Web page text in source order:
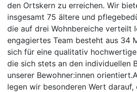
den Ortskern zu erreichen. Wir
insgesamt 75 ältere und
die auf drei Wohnbereiche verteilt
engagiertes Team besteht aus 34
sich für eine qualitativ
die sich stets an den individuellen
unserer Bewohner:innen
legen wir besonderen Wert darauf,